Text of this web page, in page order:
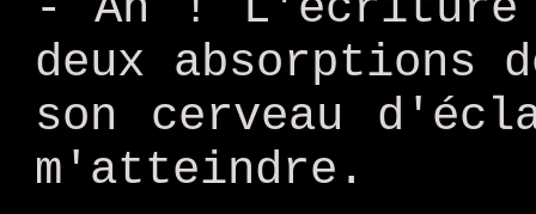
deux absorptions
son cerveau
m'atteindre.